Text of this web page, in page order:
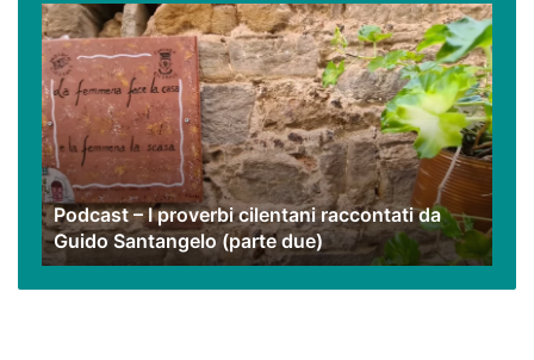
Podcast
–
I
proverbi
cilentani
raccontati
da
Guido
Santangelo
(parte
due)
Podcast – I proverbi cilentani raccontati da
Guido Santangelo (parte due)